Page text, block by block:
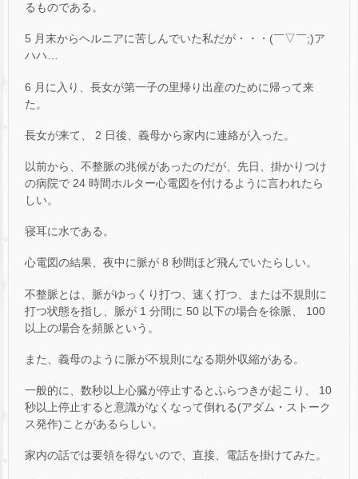
るものである。
5 月末からヘルニアに苦しんでいた私だが・・・(￣▽￣;)ア
ハハ…
6 月に入り、長女が第一子の里帰り出産のために帰って来
た。
長女が来て、 2 日後、義母から家内に連絡が入った。
以前から、不整脈の兆候があったのだが、先日、掛かりつけ
の病院で 24 時間ホルター心電図を付けるように言われたら
しい。
寝耳に水である。
心電図の結果、夜中に脈が 8 秒間ほど飛んでいたらしい。
不整脈とは、脈がゆっくり打つ、速く打つ、または不規則に
打つ状態を指し、脈が 1 分間に 50 以下の場合を徐脈、 100
以上の場合を頻脈という。
また、義母のように脈が不規則になる期外収縮がある。
一般的に、数秒以上心臓が停止するとふらつきが起こり、 10
秒以上停止すると意識がなくなって倒れる(アダム・ストーク
ス発作)ことがあるらしい。
家内の話では要領を得ないので、直接、電話を掛けてみた。